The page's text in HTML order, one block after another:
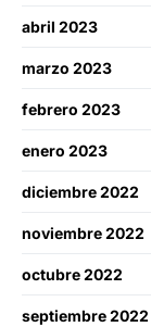
abril 2023
marzo 2023
febrero 2023
enero 2023
diciembre 2022
noviembre 2022
octubre 2022
septiembre 2022